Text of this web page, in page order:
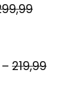
– 219,99